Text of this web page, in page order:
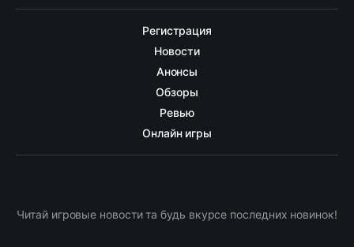
Регистрация
Новости
Анонсы
Обзоры
Ревью
Онлайн игры
Читай игровые новости та будь вкурсе последних новинок!